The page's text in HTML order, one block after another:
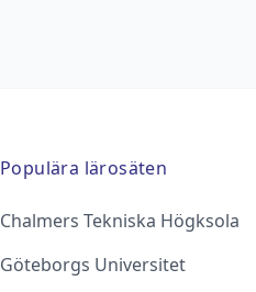
Populära lärosäten
Chalmers Tekniska Högksola
Göteborgs Universitet